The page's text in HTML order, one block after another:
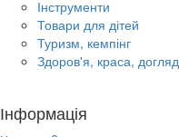
Інструменти
Товари для дітей
Туризм, кемпінг
Здоров'я, краса, догляд
Інформація